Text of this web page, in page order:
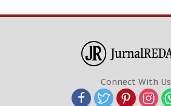
Connect With Us